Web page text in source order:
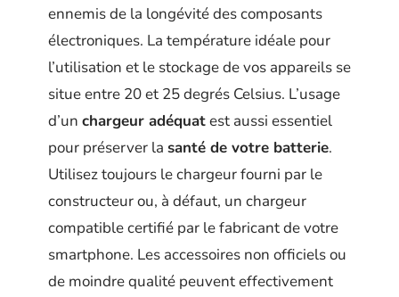
ennemis de la longévité des composants
électroniques. La température idéale pour
l’utilisation et le stockage de vos appareils se
situe entre 20 et 25 degrés Celsius. L’usage
d’un chargeur adéquatest aussi essentiel
pour préserver la santé de votre batterie.
Utilisez toujours le chargeur fourni par le
constructeur ou, à défaut, un chargeur
compatible certifié par le fabricant de votre
smartphone. Les accessoires non officiels ou
de moindre qualité peuvent effectivement